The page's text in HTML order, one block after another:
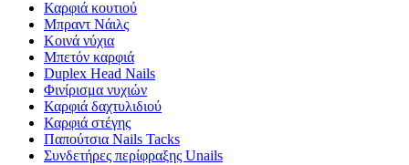
Καρφιά κουτιού
Μπραντ Νάιλς
Κοινά νύχια
Μπετόν καρφιά
Duplex Head Nails
Φινίρισμα νυχιών
Καρφιά δαχτυλιδιού
Καρφιά στέγης
Παπούτσια Nails Tacks
Συνδετήρες περίφραξης Unails